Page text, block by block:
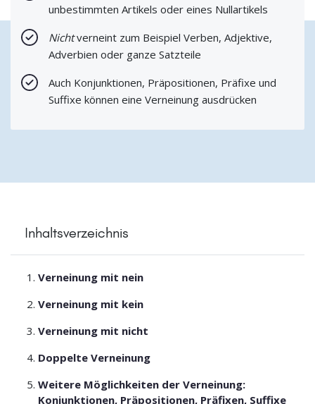
unbestimmten Artikels oder eines Nullartikels
Nichtverneint zum Beispiel Verben, Adjektive,
Adverbien oder ganze Satzteile
Auch Konjunktionen, Präpositionen, Präfixe und
Suffixe können eine Verneinung ausdrücken
Inhaltsverzeichnis
Verneinung mit nein
Verneinung mit kein
Verneinung mit nicht
Doppelte Verneinung
Weitere Möglichkeiten der Verneinung:
Konjunktionen, Präpositionen, Präfixen, Suffixe